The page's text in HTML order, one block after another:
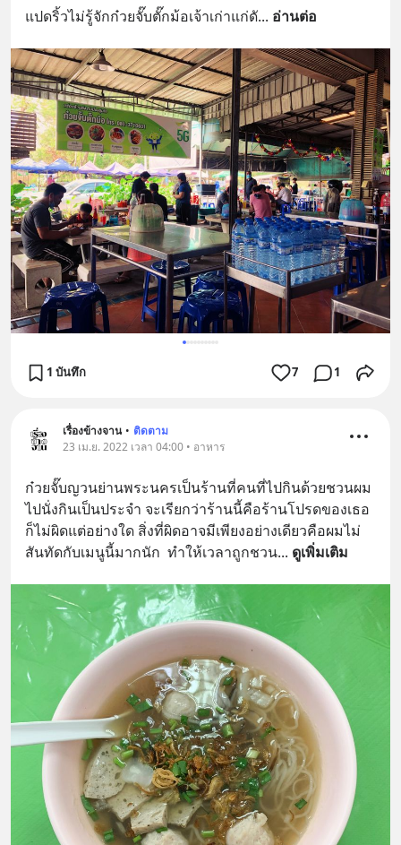
แปดริ้วไม่รู้จักก๋วยจั๊บตั๊กม้อเจ้าเก่าแก่ดั... อ่านต่อ
1 บันทึก 7 1
เรื่องข้างจาน • ติดตาม
23 เม.ย. 2022 เวลา 04:00 • อาหาร
ก๋วยจั๊บญวนย่านพระนครเป็นร้านที่คนที่ไปกินด้วยชวนผม
ไปนั่งกินเป็นประจำ จะเรียกว่าร้านนี้คือร้านโปรดของเธอ
ก็ไม่ผิดแต่อย่างใด สิ่งที่ผิดอาจมีเพียงอย่างเดียวคือผมไม่
สันทัดกับเมนูนี้มากนัก  ทำให้เวลาถูกชวน... ดูเพิ่มเติม